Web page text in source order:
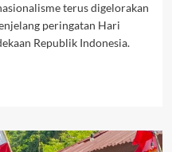
terus digelorakan
peringatan Hari
Republik Indonesia.